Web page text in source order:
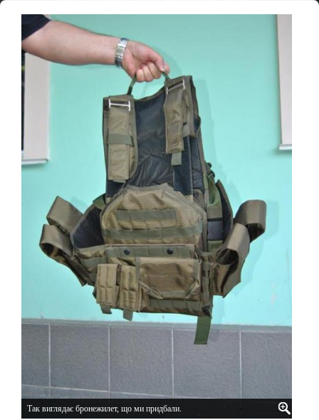
Так виглядає бронежилет, що ми придбали.